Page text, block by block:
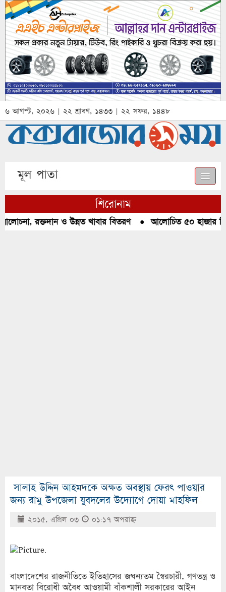
৬ আগস্ট, ২০২৬ | ২২ শ্রাবণ, ১৪৩৩ | ২২ সফর, ১৪৪৮
মূল পাতা
শিরোনাম
রক্তদান ও উন্নত খাবার বিতরণ● আলোচিত ৫০ হাজার
সালাহ উদ্দিন আহমদকে অক্ষত অবস্থায় ফেরৎ পাওয়ার
জন্য রামু উপজেলা যুবদলের উদ্যোগে দোয়া মাহফিল
২০১৫, এপ্রিল ০৩ ০১:১৭ অপরাহ্ণ
বাংলাদেশের রাজনীতিতে ইতিহাসের জঘন্যতম স্বৈরচারী, গণতন্ত্র ও
মানবতা বিরোধী অবৈধ আওয়ামী বাঁকশালী সরকারের আইন